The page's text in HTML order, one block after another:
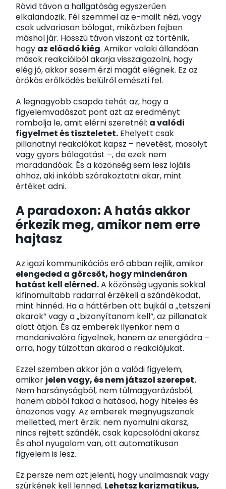
Rövid távon a hallgatóság egyszerűen
elkalandozik. Fél szemmel az e-mailt nézi, vagy
csak udvariasan bólogat, miközben fejben
máshol jár. Hosszú távon viszont az történik,
hogy az előadó kiég. Amikor valaki állandóan
mások reakcióiból akarja visszaigazolni, hogy
elég jó, akkor sosem érzi magát elégnek. Ez az
örökös erőlködés belülről emészti fel.
A legnagyobb csapda tehát az, hogy a
figyelemvadászat pont azt az eredményt
rombolja le, amit elérni szeretnél: a valódi
figyelmet és tiszteletet. Ehelyett csak
pillanatnyi reakciókat kapsz – nevetést, mosolyt
vagy gyors bólogatást –, de ezek nem
maradandóak. És a közönség sem lesz lojális
ahhoz, aki inkább szórakoztatni akar, mint
értéket adni.
A paradoxon: A hatás akkor
érkezik meg, amikor nem erre
hajtasz
Az igazi kommunikációs erő abban rejlik, amikor
elengeded a görcsöt, hogy mindenáron
hatást kell elérned.A közönség ugyanis sokkal
kifinomultabb radarral érzékeli a szándékodat,
mint hinnéd. Ha a háttérben ott bujkál a „tetszeni
akarok” vagy a „bizonyítanom kell”, az pillanatok
alatt átjön. És az emberek ilyenkor nem a
mondanivalóra figyelnek, hanem az energiádra –
arra, hogy túlzottan akarod a reakciójukat.
Ezzel szemben akkor jön a valódi figyelem,
amikor jelen vagy, és nem játszol szerepet.
Nem harsányságból, nem túlmagyarázásból,
hanem abból fakad a hatásod, hogy hiteles és
önazonos vagy. Az emberek megnyugszanak
melletted, mert érzik: nem nyomulni akarsz,
nincs rejtett szándék, csak kapcsolódni akarsz.
És ahol nyugalom van, ott automatikusan
figyelem is lesz.
Ez persze nem azt jelenti, hogy unalmasnak vagy
szürkének kell lenned. Lehetsz karizmatikus,